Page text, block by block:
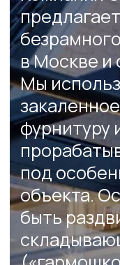
КОМФОРТ И
ПОМЕЩЕНИЯ
Устойчивость к ударам
тяжелыми предметами